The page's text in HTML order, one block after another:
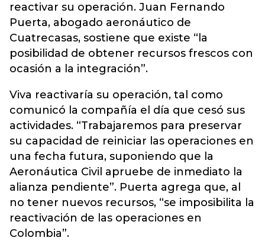
reactivar su operación. Juan Fernando
Puerta, abogado aeronáutico de
Cuatrecasas, sostiene que existe “la
posibilidad de obtener recursos frescos con
ocasión a la integración”.
Viva reactivaría su operación, tal como
comunicó la compañía el día que cesó sus
actividades. “Trabajaremos para preservar
su capacidad de reiniciar las operaciones en
una fecha futura, suponiendo que la
Aeronáutica Civil apruebe de inmediato la
alianza pendiente”. Puerta agrega que, al
no tener nuevos recursos, “se imposibilita la
reactivación de las operaciones en
Colombia”.